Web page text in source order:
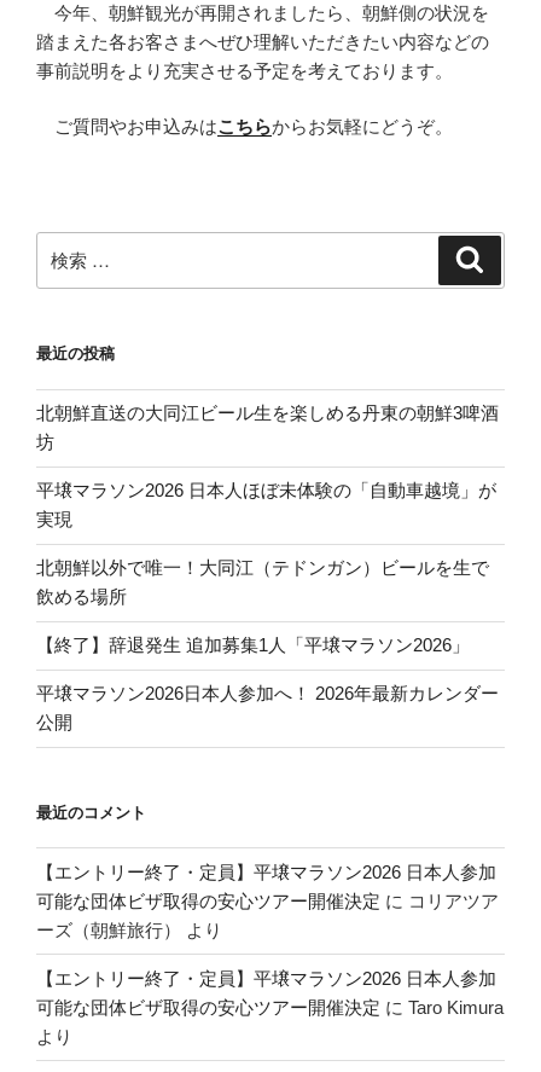
今年、朝鮮観光が再開されましたら、朝鮮側の状況を
踏まえた各お客さまへぜひ理解いただきたい内容などの
事前説明をより充実させる予定を考えております。
ご質問やお申込みはこちらからお気軽にどうぞ。
索:
最近の投稿
北朝鮮直送の大同江ビール生を楽しめる丹東の朝鮮3啤酒
坊
平壌マラソン2026 日本人ほぼ未体験の「自動車越境」が
実現
北朝鮮以外で唯一！大同江（テドンガン）ビールを生で
飲める場所
【終了】辞退発生 追加募集1人「平壌マラソン2026」
平壌マラソン2026日本人参加へ！ 2026年最新カレンダー
公開
最近のコメント
【エントリー終了・定員】平壌マラソン2026 日本人参加
可能な団体ビザ取得の安心ツアー開催決定 に コリアツア
ーズ（朝鮮旅行）
より
【エントリー終了・定員】平壌マラソン2026 日本人参加
可能な団体ビザ取得の安心ツアー開催決定 に Taro Kimura
より